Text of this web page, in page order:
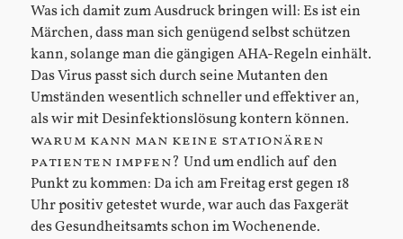
Was ich damit zum Ausdruck bringen will: Es ist ein
Märchen, dass man sich genügend selbst schützen
kann, solange man die gängigen AHA-Regeln einhält.
Das Virus passt sich durch seine Mutanten den
Umständen wesentlich schneller und effektiver an,
als wir mit Desinfektionslösung kontern können.
warum kann man keine stationären
patienten impfen? Und um endlich auf den
Punkt zu kommen: Da ich am Freitag erst gegen 18
Uhr positiv getestet wurde, war auch das Faxgerät
des Gesundheitsamts schon im Wochenende.